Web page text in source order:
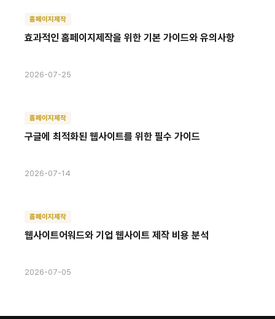
홈페이지제작
효과적인 홈페이지제작을 위한 기본 가이드와 유의사항
2026-07-25
홈페이지제작
구글에 최적화된 웹사이트를 위한 필수 가이드
2026-07-14
홈페이지제작
웹사이트어워드와 기업 웹사이트 제작 비용 분석
2026-07-05